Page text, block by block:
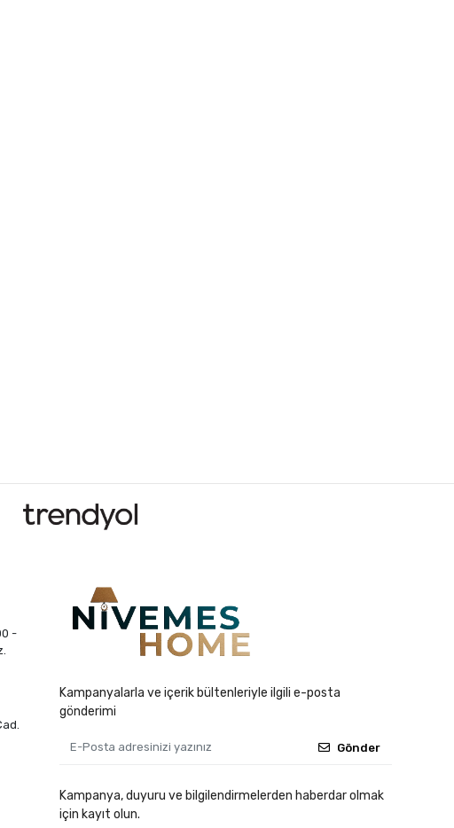
-
Kampanyalarla ve içerik bültenleriyle ilgili e-posta
gönderimi
Gönder
Kampanya, duyuru ve bilgilendirmelerden haberdar olmak
için kayıt olun.